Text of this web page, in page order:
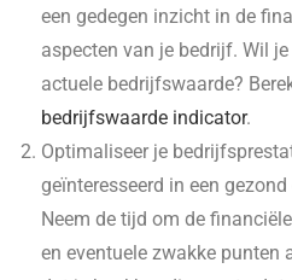
een gedegen inzicht in de
aspecten van je bedrijf. Wil
actuele bedrijfswaarde?
bedrijfswaarde indicator.
Optimaliseer je
geïnteresseerd in een
Neem de tijd om de
en eventuele zwakke punten